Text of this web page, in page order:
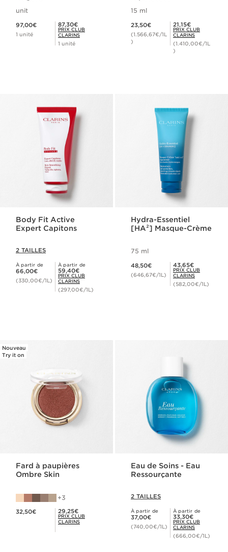
unit
97,00€
1 unité
Prix Club Clarins 87,30€
87,30€
PRIX CLUB
CLARINS
1 unité
15 ml
23,50€
(1.566,67€/1L
)
Prix Club Clarins 21,15€
21,15€
PRIX CLUB
CLARINS
(1.410,00€/1L
)
Body Fit Active
Expert Capitons
2 TAILLES
À partir de
Nouveau prix 66,00€
66,00€
(330,00€/1L)
À partir de
Prix Club Clarins 59,40€
59,40€
PRIX CLUB
CLARINS
(297,00€/1L)
Hydra-Essentiel
[HA²] Masque-Crème
75 ml
48,50€
(646,67€/1L)
Prix Club Clarins 43,65€
43,65€
PRIX CLUB
CLARINS
(582,00€/1L)
Nouveau
Try it on
Fard à paupières
Ombre Skin
3
32,50€ Prix Club Clarins 29,25€
29,25€
PRIX CLUB
CLARINS
Eau de Soins - Eau
Ressourçante
2 TAILLES
À partir de
Nouveau prix 37,00€
37,00€
(740,00€/1L)
À partir de
Prix Club Clarins 33,30€
33,30€
PRIX CLUB
CLARINS
(666,00€/1L)